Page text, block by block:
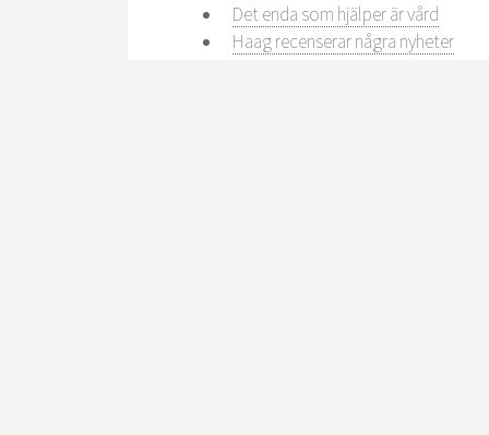
Det enda som hjälper är vård
Haag recenserar några nyheter